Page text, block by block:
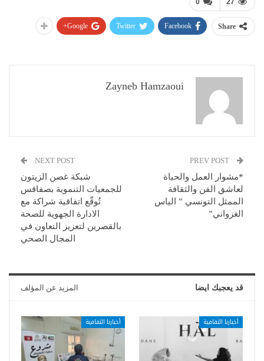
0 27
Share
Facebook
Twitter
Google+
Zayneb Hamzaoui
*مشوار العمل والحياة
لعاشق الفن والثقافة
الممثل التونسي ” الياس
الغزواني”
NEXT POST
شبكة غصن الزيتون
للجمعيات التنموية بصفاقس
تُوقّع اتفاقية شراكة مع
الادارة الجهوية للصحة
بالقصرين لتعزيز التعاون في
المجال الصحي
قد يعجبك ايضا المزيد عن المؤلف
أخبارنا الثقافية أخبارنا الثقافية